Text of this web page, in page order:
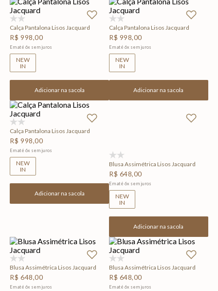
Calça Pantalona Lisos Jacquard
R$ 998,00
Em até6x sem juros
NEW
IN
Adicionar na sacola
Calça Pantalona Lisos Jacquard
R$ 998,00
Em até 6x sem juros
NEW
IN
Adicionar na sacola
Calça Pantalona Lisos Jacquard
R$ 998,00
Em até6x sem juros
NEW
IN
Adicionar na sacola
Blusa Assimétrica Lisos Jacquard
R$ 648,00
Em até 6x sem juros
NEW
IN
Adicionar na sacola
Blusa Assimétrica Lisos Jacquard
R$ 648,00
Em até6x sem juros
Blusa Assimétrica Lisos Jacquard
R$ 648,00
Em até 6x sem juros